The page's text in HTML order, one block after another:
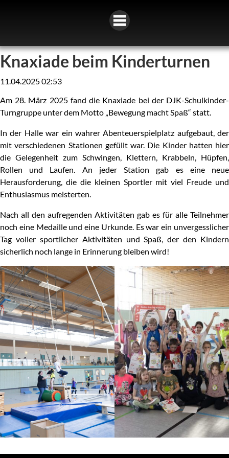
Knaxiade beim Kinderturnen
11.04.2025 02:53
Am 28. März 2025 fand die Knaxiade bei der DJK-Schulkinder-
Turngruppe unter dem Motto „Bewegung macht Spaß“ statt.
In der Halle war ein wahrer Abenteuerspielplatz aufgebaut, der
mit verschiedenen Stationen gefüllt war. Die Kinder hatten hier
die Gelegenheit zum Schwingen, Klettern, Krabbeln, Hüpfen,
Rollen und Laufen. An jeder Station gab es eine neue
Herausforderung, die die kleinen Sportler mit viel Freude und
Enthusiasmus meisterten.
Nach all den aufregenden Aktivitäten gab es für alle Teilnehmer
noch eine Medaille und eine Urkunde. Es war ein unvergesslicher
Tag voller sportlicher Aktivitäten und Spaß, der den Kindern
sicherlich noch lange in Erinnerung bleiben wird!